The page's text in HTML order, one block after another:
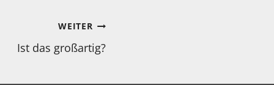
WEITER
Ist das großartig?